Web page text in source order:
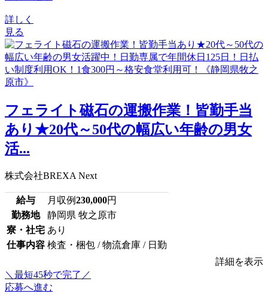
詳しく
見る
フェライト磁石の運搬作業！皆勤手当
あり★20代～50代の幅広い年齢の男女
活...
株式会社BREXA Next
給与 月収例230,000円
勤務地
静岡県 牧之原市
寮・社宅 あり
仕事内容 検査・梱包 / 物流倉庫 / 日勤
詳細を表示
＼最短45秒で完了／
応募へ進む